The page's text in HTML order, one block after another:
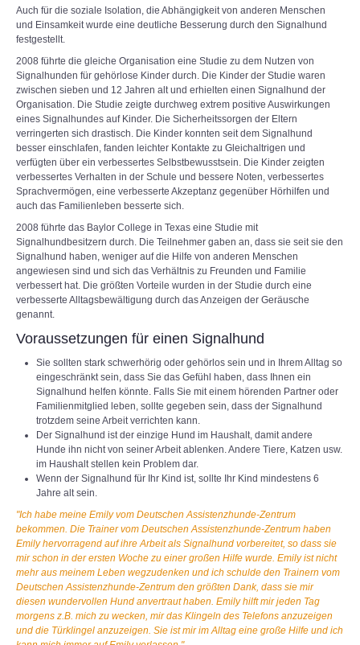
Auch für die soziale Isolation, die Abhängigkeit von anderen Menschen
und Einsamkeit wurde eine deutliche Besserung durch den Signalhund
festgestellt.
2008 führte die gleiche Organisation eine Studie zu dem Nutzen von
Signalhunden für gehörlose Kinder durch. Die Kinder der Studie waren
zwischen sieben und 12 Jahren alt und erhielten einen Signalhund der
Organisation. Die Studie zeigte durchweg extrem positive Auswirkungen
eines Signalhundes auf Kinder. Die Sicherheitssorgen der Eltern
verringerten sich drastisch. Die Kinder konnten seit dem Signalhund
besser einschlafen, fanden leichter Kontakte zu Gleichaltrigen und
verfügten über ein verbessertes Selbstbewusstsein. Die Kinder zeigten
verbessertes Verhalten in der Schule und bessere Noten, verbessertes
Sprachvermögen, eine verbesserte Akzeptanz gegenüber Hörhilfen und
auch das Familienleben besserte sich.
2008 führte das Baylor College in Texas eine Studie mit
Signalhundbesitzern durch. Die Teilnehmer gaben an, dass sie seit sie den
Signalhund haben, weniger auf die Hilfe von anderen Menschen
angewiesen sind und sich das Verhältnis zu Freunden und Familie
verbessert hat. Die größten Vorteile wurden in der Studie durch eine
verbesserte Alltagsbewältigung durch das Anzeigen der Geräusche
genannt.
Voraussetzungen für einen Signalhund
Sie sollten stark schwerhörig oder gehörlos sein und in Ihrem Alltag so
eingeschränkt sein, dass Sie das Gefühl haben, dass Ihnen ein
Signalhund helfen könnte. Falls Sie mit einem hörenden Partner oder
Familienmitglied leben, sollte gegeben sein, dass der Signalhund
trotzdem seine Arbeit verrichten kann.
Der Signalhund ist der einzige Hund im Haushalt, damit andere
Hunde ihn nicht von seiner Arbeit ablenken. Andere Tiere, Katzen usw.
im Haushalt stellen kein Problem dar.
Wenn der Signalhund für Ihr Kind ist, sollte Ihr Kind mindestens 6
Jahre alt sein.
"Ich habe meine Emily vom Deutschen Assistenzhunde-Zentrum
bekommen. Die Trainer vom Deutschen Assistenzhunde-Zentrum haben
Emily hervorragend auf ihre Arbeit als Signalhund vorbereitet, so dass sie
mir schon in der ersten Woche zu einer großen Hilfe wurde. Emily ist nicht
mehr aus meinem Leben wegzudenken und ich schulde den Trainern vom
Deutschen Assistenzhunde-Zentrum den größten Dank, dass sie mir
diesen wundervollen Hund anvertraut haben. Emily hilft mir jeden Tag
morgens z.B. mich zu wecken, mir das Klingeln des Telefons anzuzeigen
und die Türklingel anzuzeigen. Sie ist mir im Alltag eine große Hilfe und ich